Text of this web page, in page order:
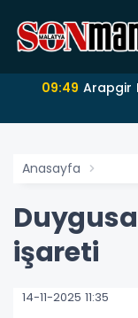
09:49 Arapgir
Anasayfa
işareti
14-11-2025 11:35